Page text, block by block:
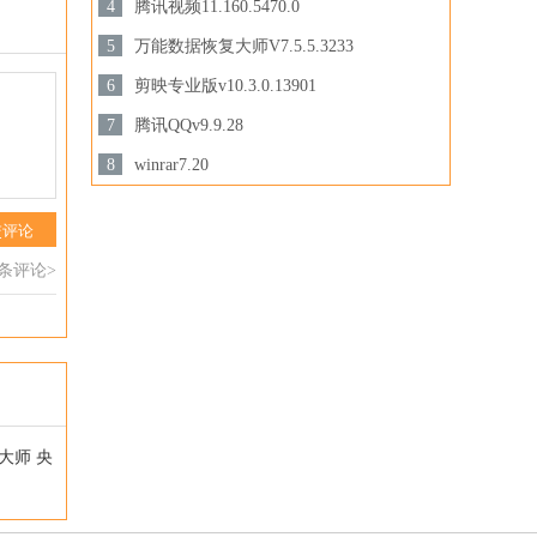
论
评论>
师 央
下载
4
腾讯视频11.160.5470.0
158.47 MB /
5
万能数据恢复大师V7.5.5.3233
3.28MB /
6
剪映专业版v10.3.0.13901
694.78 MB /
下载
7
腾讯QQv9.9.28
201.87MB /
8
winrar7.20